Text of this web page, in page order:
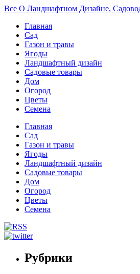
Все О Ландшафтном Дизайне,
Главная
Сад
Газон и травы
Ягоды
Ландшафтный дизайн
Садовые товары
Дом
Огород
Цветы
Семена
Главная
Сад
Газон и травы
Ягоды
Ландшафтный дизайн
Садовые товары
Дом
Огород
Цветы
Семена
Рубрики